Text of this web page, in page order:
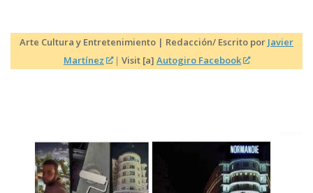
Arte Cultura y Entretenimiento | Redacción/ Escrito por Javier
Martínez
| Visit [a] Autogiro Facebook